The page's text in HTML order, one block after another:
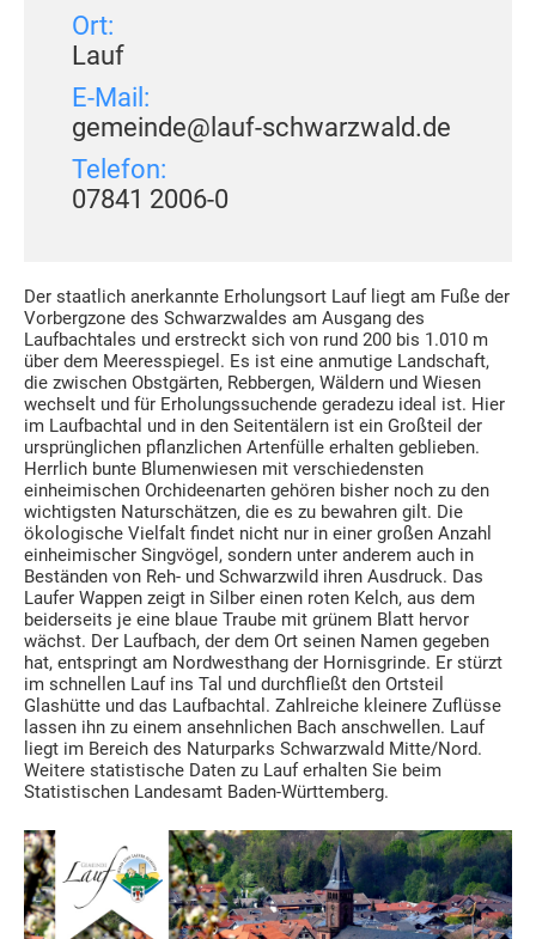
Der staatlich anerkannte Erholungsort Lauf liegt am Fuße der
Vorbergzone des Schwarzwaldes am Ausgang des
Laufbachtales und erstreckt sich von rund 200 bis 1.010 m
über dem Meeresspiegel. Es ist eine anmutige Landschaft,
die zwischen Obstgärten, Rebbergen, Wäldern und Wiesen
wechselt und für Erholungssuchende geradezu ideal ist. Hier
im Laufbachtal und in den Seitentälern ist ein Großteil der
ursprünglichen pflanzlichen Artenfülle erhalten geblieben.
Herrlich bunte Blumenwiesen mit verschiedensten
einheimischen Orchideenarten gehören bisher noch zu den
wichtigsten Naturschätzen, die es zu bewahren gilt. Die
ökologische Vielfalt findet nicht nur in einer großen Anzahl
einheimischer Singvögel, sondern unter anderem auch in
Beständen von Reh- und Schwarzwild ihren Ausdruck. Das
Laufer Wappen zeigt in Silber einen roten Kelch, aus dem
beiderseits je eine blaue Traube mit grünem Blatt hervor
wächst. Der Laufbach, der dem Ort seinen Namen gegeben
hat, entspringt am Nordwesthang der Hornisgrinde. Er stürzt
im schnellen Lauf ins Tal und durchfließt den Ortsteil
Glashütte und das Laufbachtal. Zahlreiche kleinere Zuflüsse
lassen ihn zu einem ansehnlichen Bach anschwellen. Lauf
liegt im Bereich des Naturparks Schwarzwald Mitte/Nord.
Weitere statistische Daten zu Lauf erhalten Sie beim
Statistischen Landesamt Baden-Württemberg.
Ort:
Lauf
E-Mail:
gemeinde@lauf-schwarzwald.de
Telefon:
07841 2006-0